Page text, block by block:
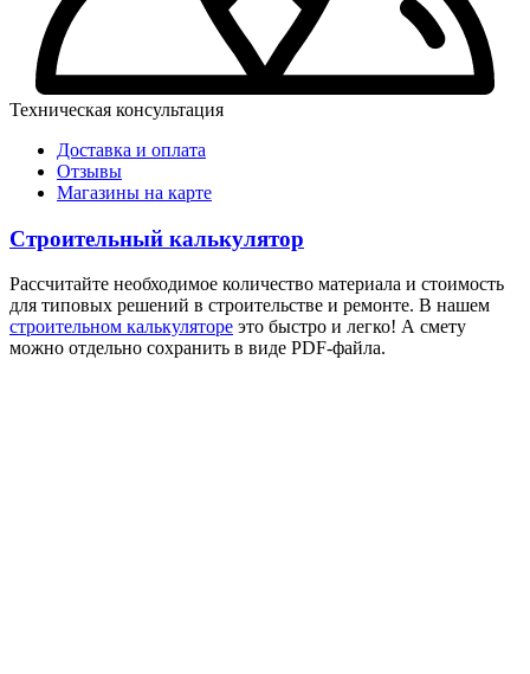
Техническая консультация
Доставка и оплата
Отзывы
Магазины на карте
Строительный калькулятор
Рассчитайте необходимое количество материала и стоимость
для типовых решений в строительстве и ремонте. В нашем
строительном калькуляторе это быстро и легко! А смету
можно отдельно сохранить в виде PDF-файла.